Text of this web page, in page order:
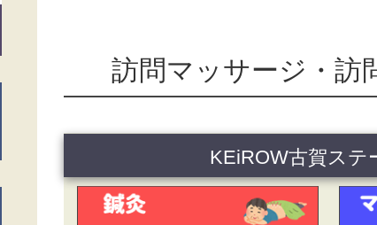
訪問マッサージ・訪
KEiROW古賀ステ